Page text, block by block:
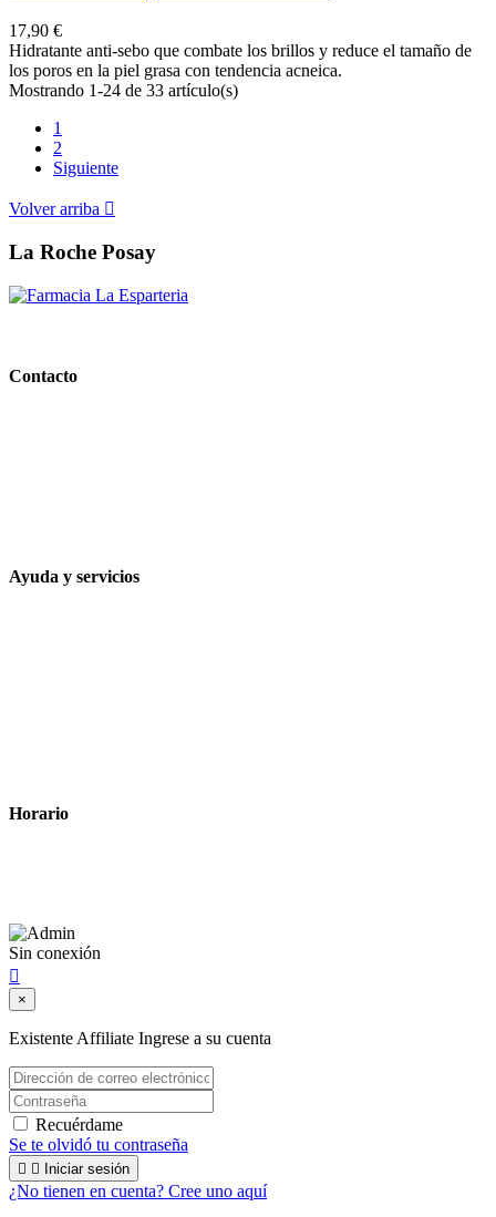
17,90 €
Hidratante anti-sebo que combate los brillos y reduce el tamaño de
los poros en la piel grasa con tendencia acneica.
Mostrando 1-24 de 33 artículo(s)
1
2
Siguiente
Volver arriba 
La Roche Posay
Contacto
Ayuda y servicios
Horario
Sin conexión

×
Existente Affiliate Ingrese a su cuenta
Recuérdame
Se te olvidó tu contraseña
  Iniciar sesión
¿No tienen en cuenta? Cree uno aquí